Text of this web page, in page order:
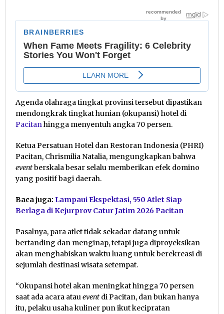
Agenda olahraga tingkat provinsi tersebut dipastikan
mendongkrak tingkat hunian (okupansi) hotel di
Pacitanhingga menyentuh angka 70 persen.
Ketua Persatuan Hotel dan Restoran Indonesia (PHRI)
Pacitan, Chrismilia Natalia, mengungkapkan bahwa
eventberskala besar selalu memberikan efek domino
yang positif bagi daerah.
Baca juga: Lampaui Ekspektasi, 550 Atlet Siap
Berlaga di Kejurprov Catur Jatim 2026 Pacitan
Pasalnya, para atlet tidak sekadar datang untuk
bertanding dan menginap, tetapi juga diproyeksikan
akan menghabiskan waktu luang untuk berekreasi di
sejumlah destinasi wisata setempat.
“Okupansi hotel akan meningkat hingga 70 persen
saat ada acara atauevent di Pacitan, dan bukan hanya
itu, pelaku usaha kuliner pun ikut kecipratan